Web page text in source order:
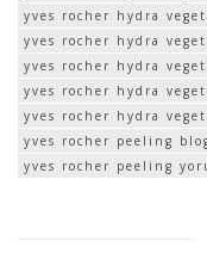
yves rocher hydra
yves rocher hydra
yves rocher hydra
yves rocher hydra
yves rocher hydra
yves rocher peeling
yves rocher peeling